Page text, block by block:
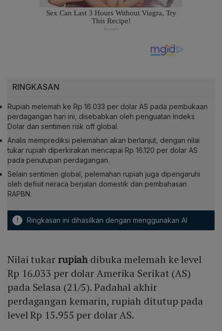
RINGKASAN
Rupiah melemah ke Rp 16.033 per dolar AS pada pembukaan
perdagangan hari ini, disebabkan oleh penguatan Indeks
Dolar dan sentimen risk off global.
Analis memprediksi pelemahan akan berlanjut, dengan nilai
tukar rupiah diperkirakan mencapai Rp 16.120 per dolar AS
pada penutupan perdagangan.
Selain sentimen global, pelemahan rupiah juga dipengaruhi
oleh defisit neraca berjalan domestik dan pembahasan
RAPBN.
! Ringkasan ini dihasilkan dengan menggunakan AI
Nilai tukarrupiah dibuka melemah ke level
Rp 16.033 per dolar Amerika Serikat (AS)
pada Selasa (21/5). Padahal akhir
perdagangan kemarin, rupiah ditutup pada
level Rp 15.955 per dolar AS.